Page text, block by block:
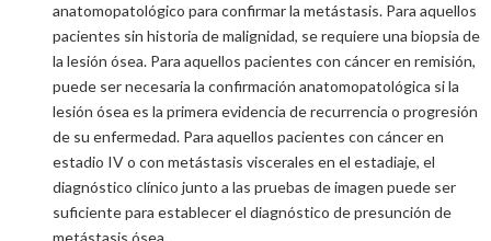
anatomopatológico para confirmar la metástasis. Para aquellos
pacientes sin historia de malignidad, se requiere una biopsia de
la lesión ósea. Para aquellos pacientes con cáncer en remisión,
puede ser necesaria la confirmación anatomopatológica si la
lesión ósea es la primera evidencia de recurrencia o progresión
de su enfermedad. Para aquellos pacientes con cáncer en
estadio IV o con metástasis viscerales en el estadiaje, el
diagnóstico clínico junto a las pruebas de imagen puede ser
suficiente para establecer el diagnóstico de presunción de